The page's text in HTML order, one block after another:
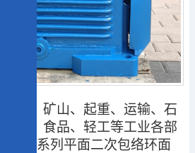
冶金、矿山、起重、运输、石
制药、食品、轻工等工业各部
PW系列平面二次包络环面